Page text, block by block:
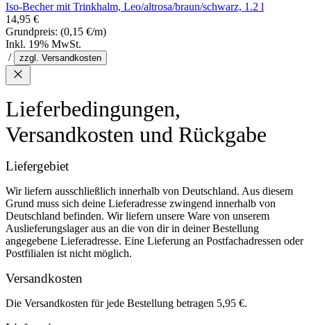
Iso-Becher mit Trinkhalm, Leo/altrosa/braun/schwarz, 1.2 l
14,95 €
Grundpreis: (0,15 €/m)
Inkl. 19% MwSt.
/
zzgl. Versandkosten
Lieferbedingungen,
Versandkosten und Rückgabe
Liefergebiet
Wir liefern ausschließlich innerhalb von Deutschland. Aus diesem
Grund muss sich deine Lieferadresse zwingend innerhalb von
Deutschland befinden. Wir liefern unsere Ware von unserem
Auslieferungslager aus an die von dir in deiner Bestellung
angegebene Lieferadresse. Eine Lieferung an Postfachadressen oder
Postfilialen ist nicht möglich.
Versandkosten
Die Versandkosten für jede Bestellung betragen 5,95 €.